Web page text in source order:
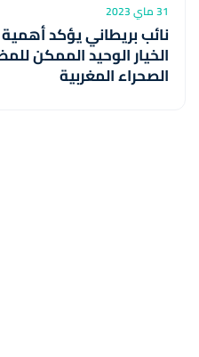
31 ماي 2023
نائب بريطاني يؤكد
الخيار الوحيد الممكن
الصحراء المغربية